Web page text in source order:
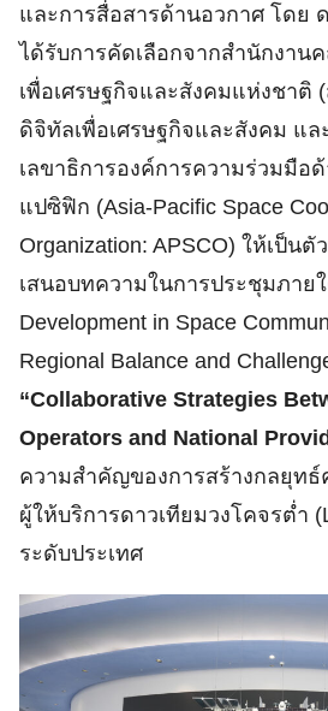
และการสื่อสารด้านอวกาศ โดย
ได้รับการคัดเลือกจากสำนักงาน
เพื่อเศรษฐกิจและสังคมแห่งชาติ
ดิจิทัลเพื่อเศรษฐกิจและสังคม แล
เลขาธิการองค์การความร่วมมือ
แปซิฟิก (Asia-Pacific Space
Organization: APSCO) ให้เป็น
เสนอบทความในการประชุมภาย
Development in Space
Regional Balance and
“Collaborative Strategies
Operators and National
ความสำคัญของการสร้างกลยุทธ์
ผู้ให้บริการดาวเทียมวงโคจรต่ำ
ระดับประเทศ